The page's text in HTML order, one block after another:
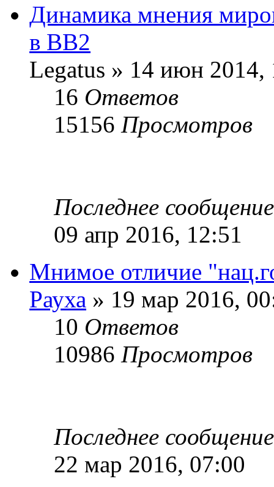
Динамика мнения
в ВВ2
Legatus » 14 июн 2014,
16 Ответов
15156 Просмотров
Последнее
09 апр 2016, 12:51
Мнимое отличие
Рауха » 19 мар 2016,
10 Ответов
10986 Просмотров
Последнее
22 мар 2016, 07:00